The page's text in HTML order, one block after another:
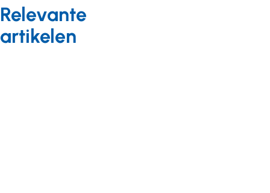
Relevante
artikelen